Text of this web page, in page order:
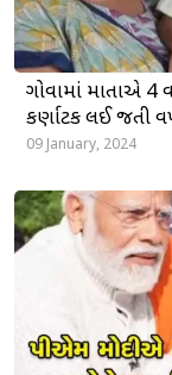
ગોવામાં માતાએ 4
કર્ણાટક લઈ જતી
09 January, 2024